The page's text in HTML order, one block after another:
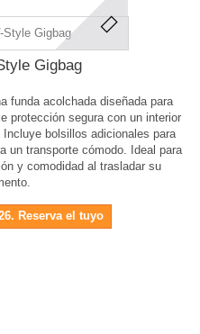
Gigbag
funda acolchada diseñada para
protección segura con un interior
bolsillos adicionales para
un transporte cómodo. Ideal para
y comodidad al trasladar su
Reserva el tuyo